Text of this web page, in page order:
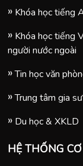
Khóa học tiếng
Khóa học tiếng
người nước ngoài
Tin học văn
Trung tâm gia sư
Du học & XKLD
HỆ THỐNG